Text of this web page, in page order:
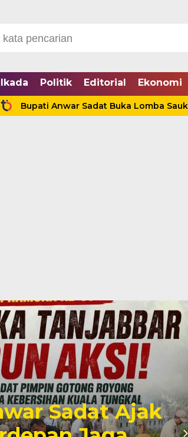
Politik Editorial Ekonomi
Anwar Sadat Buka Lomba Sauk’an
Sadat Ajak